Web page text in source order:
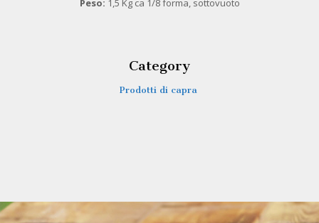
Peso: 1,5 Kg ca 1/8 forma, sottovuoto
Category
Prodotti di capra